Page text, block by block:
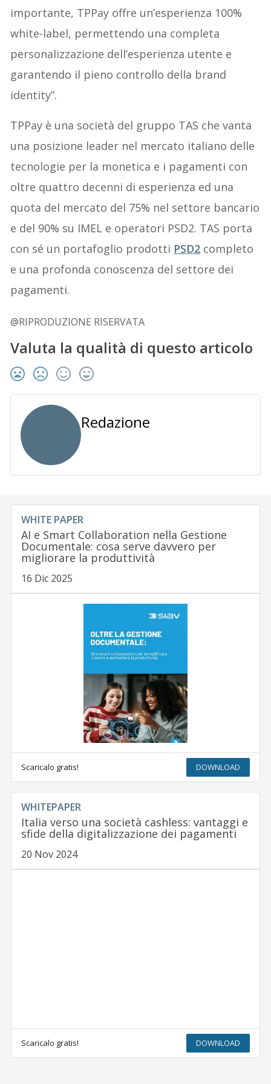
importante, TPPay offre un’esperienza 100%
white-label, permettendo una completa
personalizzazione dell’esperienza utente e
garantendo il pieno controllo della brand
identity”.
TPPay è una società del gruppo TAS che vanta
una posizione leader nel mercato italiano delle
tecnologie per la monetica e i pagamenti con
oltre quattro decenni di esperienza ed una
quota del mercato del 75% nel settore bancario
e del 90% su IMEL e operatori PSD2. TAS porta
con sé un portafoglio prodotti PSD2 completo
e una profonda conoscenza del settore dei
pagamenti.
@RIPRODUZIONE RISERVATA
Valuta la qualità di questo articolo
Redazione
WHITE PAPER
AI e Smart Collaboration nella Gestione
Documentale: cosa serve davvero per
migliorare la produttività
16 Dic 2025
Scaricalo gratis! DOWNLOAD
WHITEPAPER
Italia verso una società cashless: vantaggi e
sfide della digitalizzazione dei pagamenti
20 Nov 2024
Scaricalo gratis! DOWNLOAD